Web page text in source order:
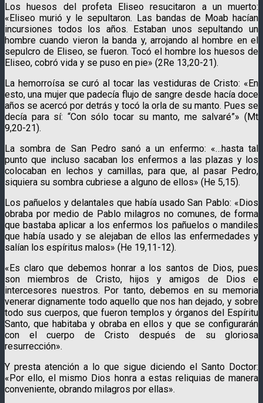
Los huesos del profeta Eliseo resucitaron a un muerto:
«Eliseo murió y le sepultaron. Las bandas de Moab hacían
incursiones todos los años. Estaban unos sepultando un
hombre cuando vieron la banda y, arrojando al hombre en el
sepulcro de Eliseo, se fueron. Tocó el hombre los huesos de
Eliseo, cobró vida y se puso en pie» (2Re 13,20-21).
La hemorroísa se curó al tocar las vestiduras de Cristo: «En
esto, una mujer que padecía flujo de sangre desde hacía doce
años se acercó por detrás y tocó la orla de su manto. Pues se
decía para sí: “Con sólo tocar su manto, me salvaré”» (Mt
9,20-21).
La sombra de San Pedro sanó a un enfermo: «…hasta tal
punto que incluso sacaban los enfermos a las plazas y los
colocaban en lechos y camillas, para que, al pasar Pedro,
siquiera su sombra cubriese a alguno de ellos» (He 5,15).
Los pañuelos y delantales que había usado San Pablo: «Dios
obraba por medio de Pablo milagros no comunes, de forma
que bastaba aplicar a los enfermos los pañuelos o mandiles
que había usado y se alejaban de ellos las enfermedades y
salían los espíritus malos» (He 19,11-12).
«Es claro que debemos honrar a los santos de Dios, pues
son miembros de Cristo, hijos y amigos de Dios e
intercesores nuestros. Por tanto, debemos en su memoria
venerar dignamente todo aquello que nos han dejado, y sobre
todo sus cuerpos, que fueron templos y órganos del Espíritu
Santo, que habitaba y obraba en ellos y que se configurarán
con el cuerpo de Cristo después de su gloriosa
resurrección».
Y presta atención a lo que sigue diciendo el Santo Doctor:
«Por ello, el mismo Dios honra a estas reliquias de manera
conveniente, obrando milagros por ellas».